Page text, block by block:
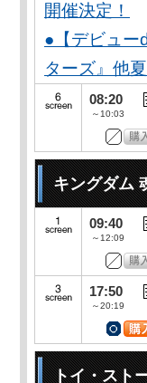
開催決定！
●【デビュー
ターズ』他
08:20
～10:03
キングダム
09:40
～12:09
17:50
～20:19
トイ・スト